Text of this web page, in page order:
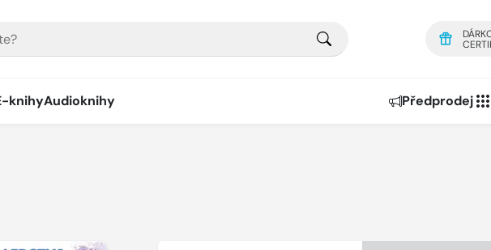
knihyAudioknihy Předprodej